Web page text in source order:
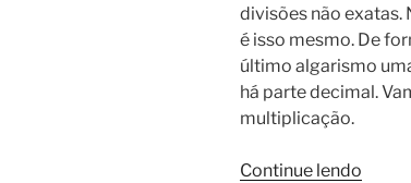
divisões não exatas.
é isso mesmo. De
último algarismo
há parte decimal.
multiplicação.
Continue lendo